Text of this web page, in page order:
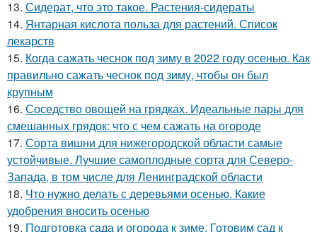
13. Сидерат, что это такое. Растения-сидераты
14. Янтарная кислота польза для растений. Список
лекарств
15. Когда сажать чеснок под зиму в 2022 году осенью. Как
правильно сажать чеснок под зиму, чтобы он был
крупным
16. Соседство овощей на грядках. Идеальные пары для
смешанных грядок: что с чем сажать на огороде
17. Сорта вишни для нижегородской области самые
устойчивые. Лучшие самоплодные сорта для Северо-
Запада, в том числе для Ленинградской области
18. Что нужно делать с деревьями осенью. Какие
удобрения вносить осенью
19. Подготовка сада и огорода к зиме. Готовим сад к